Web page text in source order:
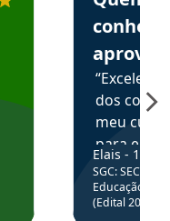
aprova
dos
meu
para
colocar
através
de
Elais - 15/
SGC: SEC BA
Educação
(Edital